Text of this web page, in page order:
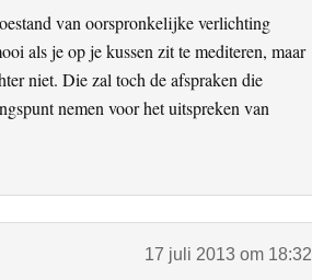
van oorspronkelijke verlichting
als je op je kussen zit te mediteren, maar
niet. Die zal toch de afspraken die
nemen voor het uitspreken van
17 juli 2013 om 18:32